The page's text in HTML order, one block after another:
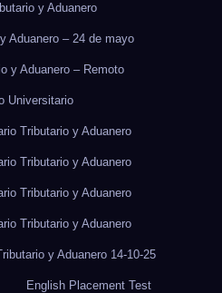
y Aduanero
Aduanero – 24 de mayo
y Aduanero – Remoto
Universitario
Tributario y Aduanero
Tributario y Aduanero
Tributario y Aduanero
Tributario y Aduanero
y Aduanero 14-10-25
English Placement Test